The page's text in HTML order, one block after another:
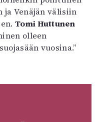
ja Venäjän välisiin
Tomi Huttunen
olleen
vuosina.”